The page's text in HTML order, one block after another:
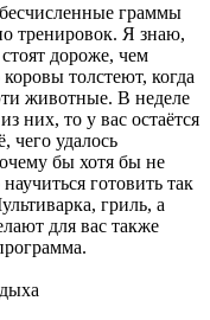
граммы
тренировок. Я знаю,
дороже, чем
толстеют, когда
животные. В неделе
них, то у вас остаётся
чего удалось
бы хотя бы не
готовить так
гриль, а
для вас также